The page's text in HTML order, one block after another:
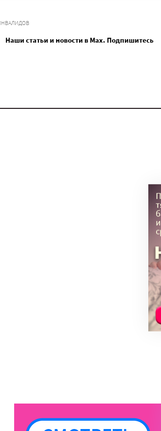
Наши статьи и новости в Max. Подпишитесь